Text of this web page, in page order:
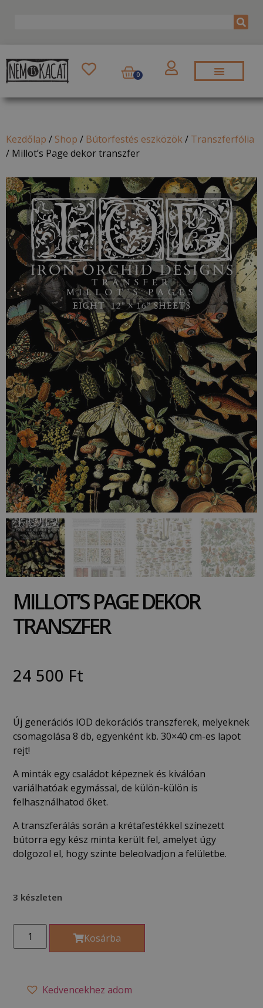
0
Kezdőlap / Shop / Bútorfestés eszközök/ Transzferfólia
/ Millot’s Page dekor transzfer
MILLOT’S PAGE DEKOR
TRANSZFER
24 500 Ft
Új generációs IOD dekorációs transzferek, melyeknek
csomagolása 8 db, egyenként kb. 30×40 cm-es lapot
rejt!
A minták egy családot képeznek és kiválóan
variálhatóak egymással, de külön-külön is
felhasználhatod őket.
A transzferálás során a krétafestékkel színezett
bútorra egy kész minta került fel, amelyet úgy
dolgozol el, hogy szinte beleolvadjon a felületbe.
3 készleten
Kosárba
Kedvencekhez adom